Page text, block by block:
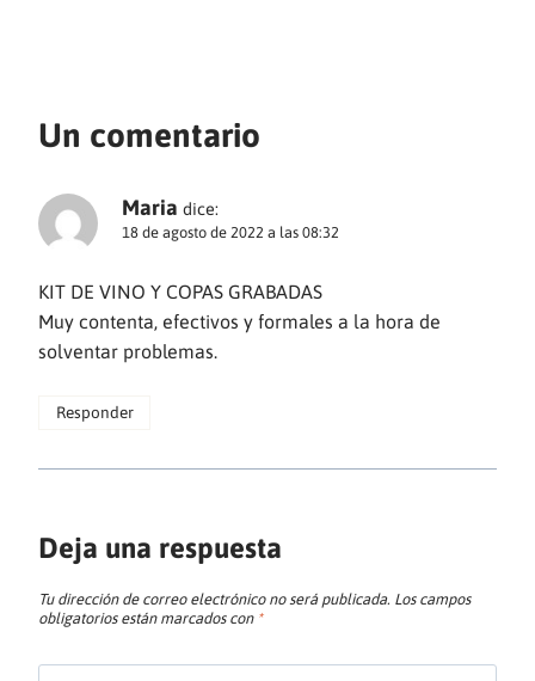
Un comentario
Maria dice:
18 de agosto de 2022 a las 08:32
KIT DE VINO Y COPAS GRABADAS
Muy contenta, efectivos y formales a la hora de
solventar problemas.
Responder
Deja una respuesta
Tu dirección de correo electrónico no será publicada. Los campos
obligatorios están marcados con *